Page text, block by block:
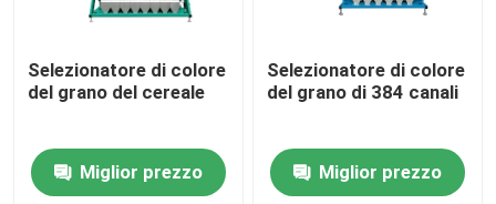
Selezionatore di colore
del grano del cereale
Miglior prezzo
Selezionatore di colore
del grano di 384 canali
Miglior prezzo